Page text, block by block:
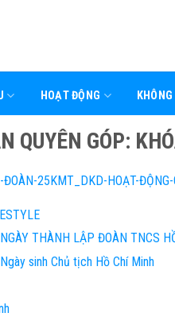
HOẠT ĐỘNG
QUYÊN GÓP:
25KMT_DKD-HOẠT-
THÀNH LẬP ĐOÀN TNCS
sinh Chủ tịch Hồ Chí Minh